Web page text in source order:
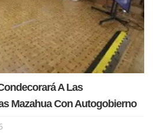
A Las
Mazahua Con Autogobierno